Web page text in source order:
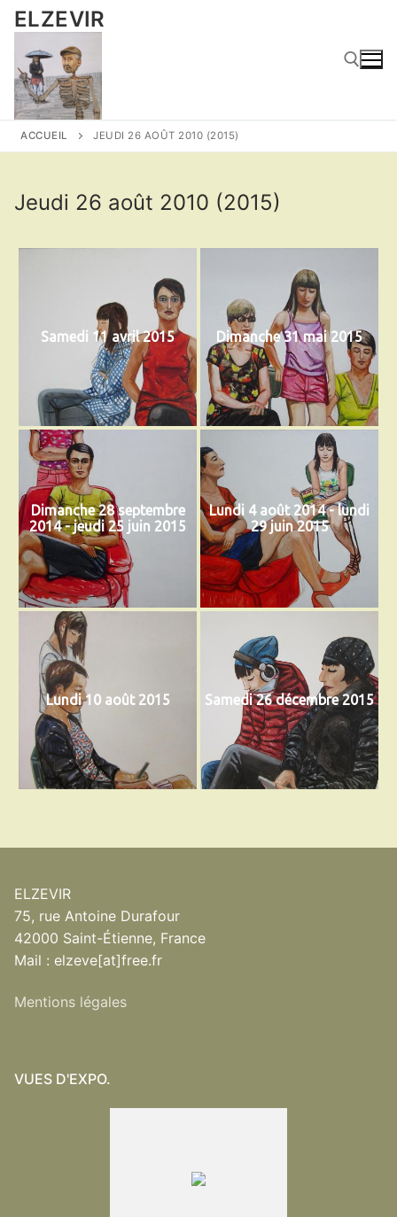
Aller
au
contenu
ELZEVIR
Rechercher :
ACCUEIL JEUDI 26 AOÛT 2010 (2015)
Jeudi 26 août 2010 (2015)
Samedi 11 avril 2015 Dimanche 31 mai 2015
Dimanche 28 septembre
2014 - jeudi 25 juin 2015
Lundi 4 août 2014 - lundi
29 juin 2015
Lundi 10 août 2015 Samedi 26 décembre 2015
ELZEVIR
75, rue Antoine Durafour
42000 Saint-Étienne, France
Mail : elzeve[at]free.fr
Mentions légales
VUES D'EXPO.